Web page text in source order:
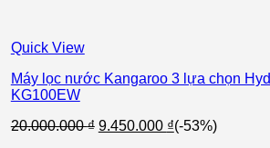
Quick View
Máy lọc nước Kangaroo 3 lựa chọn
KG100EW
20.000.000₫ Giá
9.450.000 ₫Giá
(-53%)